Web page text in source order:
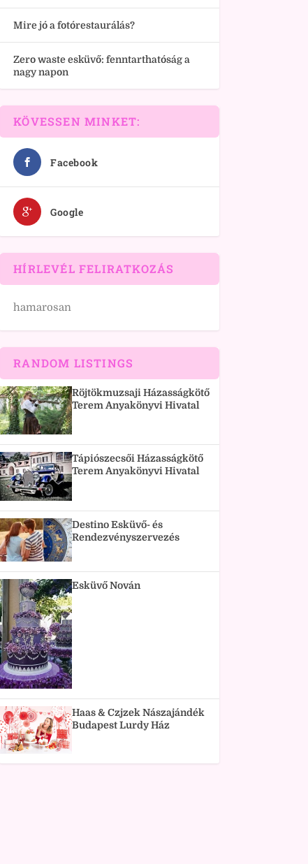
Mire jó a fotórestaurálás?
Zero waste esküvő: fenntarthatóság a
nagy napon
KÖVESSEN MINKET:
Facebook
Google
HÍRLEVÉL FELIRATKOZÁS
hamarosan
RANDOM LISTINGS
Röjtökmuzsaji Házasságkötő
Terem Anyakönyvi Hivatal
Tápiószecsői Házasságkötő
Terem Anyakönyvi Hivatal
Destino Esküvő- és
Rendezvényszervezés
Esküvő Nován
Haas & Czjzek Nászajándék
Budapest Lurdy Ház